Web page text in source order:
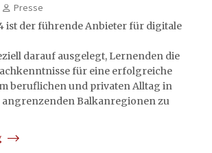
Presse
ist der führende Anbieter für digitale
darauf ausgelegt, Lernenden die
für eine erfolgreiche
beruflichen und privaten Alltag in
angrenzenden Balkanregionen zu